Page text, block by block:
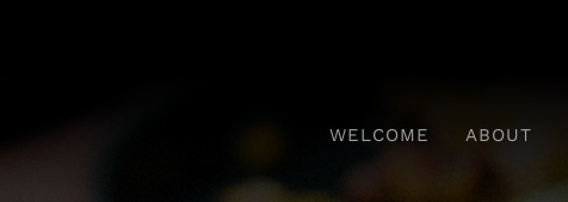
WELCOME ABOUT